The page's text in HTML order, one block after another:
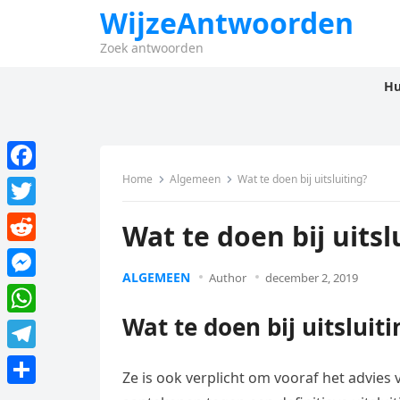
WijzeAntwoorden
Zoek antwoorden
Home Algemeen Wat te doen bij uitsluiting?
Wat te doen bij
ALGEMEEN Author december 2, 2019
Wat te doen bij
Ze is ook verplicht om vooraf het advies
F
a
c
e
b
o
o
k
T
w
i
t
t
e
R
e
d
d
M
e
s
s
W
h
a
T